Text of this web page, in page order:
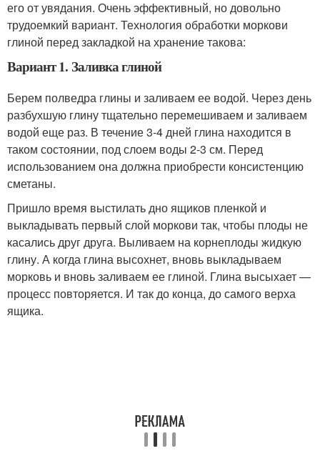
его от увядания. Очень эффективный, но довольно
трудоемкий вариант. Технология обработки моркови
глиной перед закладкой на хранение такова:
Вариант 1. Заливка глиной
Берем полведра глины и заливаем ее водой. Через день
разбухшую глину тщательно перемешиваем и заливаем
водой еще раз. В течение 3-4 дней глина находится в
таком состоянии, под слоем воды 2-3 см. Перед
использованием она должна приобрести консистенцию
сметаны.
Пришло время выстилать дно ящиков пленкой и
выкладывать первый слой моркови так, чтобы плоды не
касались друг друга. Выливаем на корнеплоды жидкую
глину. А когда глина высохнет, вновь выкладываем
морковь и вновь заливаем ее глиной. Глина высыхает —
процесс повторяется. И так до конца, до самого верха
ящика.